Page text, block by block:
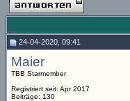
24-04-2020, 09:41
Maier
TBB Starmember
Registriert seit: Apr 2017
Beiträge: 130